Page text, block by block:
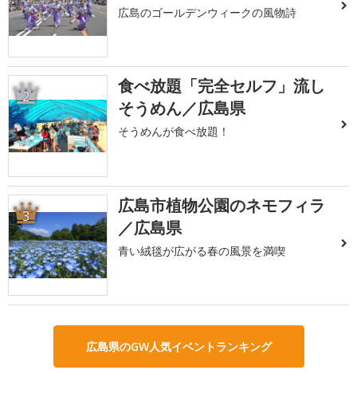
広島のゴールデンウィークの風物詩
2
食べ放題「完全セルフ」流し
そうめん／広島県
そうめんが食べ放題！
3
広島市植物公園のネモフィラ
／広島県
青い絨毯が広がる春の風景を満喫
広島県のGW人気イベントランキング